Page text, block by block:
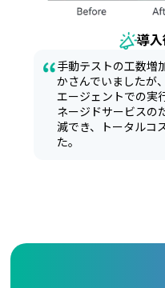
導
手動テストの工数増
かさんでいましたが
エージェントでの実
ネージドサービスの
減でき、トータルコ
た。